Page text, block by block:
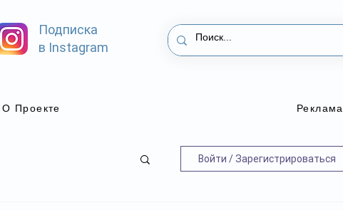
Подписка
в Instagram
О Проекте Реклама
Войти / Зарегистрироваться